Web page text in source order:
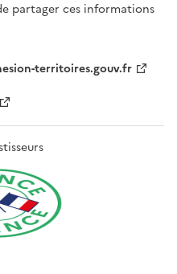
partager ces informations
territoires.gouv.fr